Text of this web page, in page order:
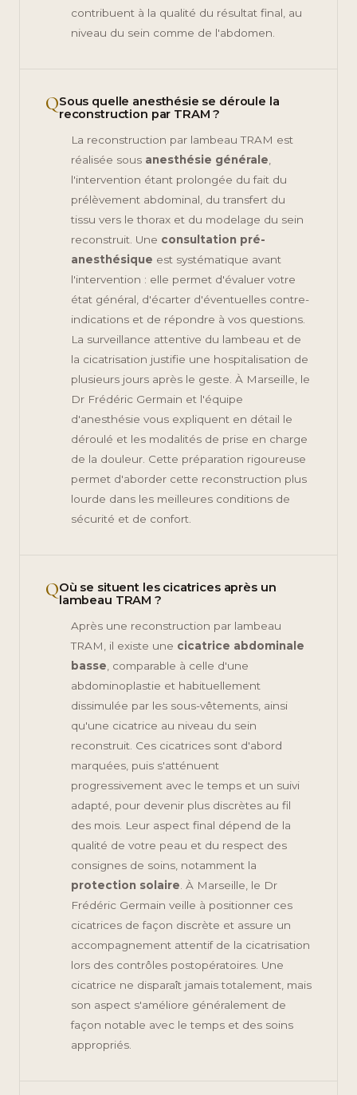
contribuent à la qualité du résultat final, au
niveau du sein comme de l'abdomen.
QSous quelle anesthésie se déroule la
reconstruction par TRAM ?
La reconstruction par lambeau TRAM est
réalisée sous anesthésie générale
l'intervention étant prolongée du fait du
prélèvement abdominal, du transfert du
tissu vers le thorax et du modelage du sein
reconstruit. Une consultation pré-
anesthésique est systématique avant
l'intervention : elle permet d'évaluer votre
état général, d'écarter d'éventuelles contre-
indications et de répondre à vos questions.
La surveillance attentive du lambeau et de
la cicatrisation justifie une hospitalisation de
plusieurs jours après le geste. À Marseille, le
Dr Frédéric Germain et l'équipe
d'anesthésie vous expliquent en détail le
déroulé et les modalités de prise en charge
de la douleur. Cette préparation rigoureuse
permet d'aborder cette reconstruction plus
lourde dans les meilleures conditions de
sécurité et de confort.
QOù se situent les cicatrices après un
lambeau TRAM ?
Après une reconstruction par lambeau
TRAM, il existe une cicatrice abdominale
basse , comparable à celle d'une
abdominoplastie et habituellement
dissimulée par les sous-vêtements, ainsi
qu'une cicatrice au niveau du sein
reconstruit. Ces cicatrices sont d'abord
marquées, puis s'atténuent
progressivement avec le temps et un suivi
adapté, pour devenir plus discrètes au fil
des mois. Leur aspect final dépend de la
qualité de votre peau et du respect des
consignes de soins, notamment la
protection solaire . À Marseille, le Dr
Frédéric Germain veille à positionner ces
cicatrices de façon discrète et assure un
accompagnement attentif de la cicatrisation
lors des contrôles postopératoires. Une
cicatrice ne disparaît jamais totalement, mais
son aspect s'améliore généralement de
façon notable avec le temps et des soins
appropriés.